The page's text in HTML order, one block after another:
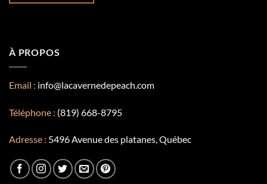
À PROPOS
Email : info@lacavernedepeach.com
Téléphone : (819) 668-8795
Adresse : 5496 Avenue des platanes, Québec